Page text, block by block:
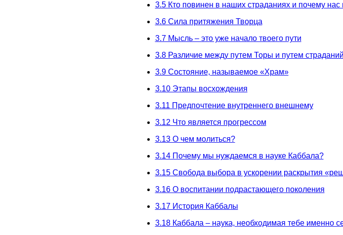
3.5 Кто повинен в наших страданиях и почему нас
3.6 Сила притяжения Творца
3.7 Мысль – это уже начало твоего пути
3.8 Различие между путем Торы и путем страданий
3.9 Состояние, называемое «Храм»
3.10 Этапы восхождения
3.11 Предпочтение внутреннего внешнему
3.12 Что является прогрессом
3.13 О чем молиться?
3.14 Почему мы нуждаемся в науке Каббала?
3.15 Свобода выбора в ускорении раскрытия
3.16 О воспитании подрастающего поколения
3.17 История Каббалы
3.18 Каббала – наука, необходимая тебе именно